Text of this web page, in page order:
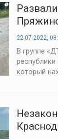
22-07-2022,
В группе
который